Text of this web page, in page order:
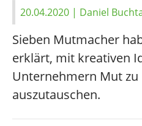
20.04.2020 | Daniel
Sieben Mutmacher
erklärt, mit kreativen
Unternehmern Mut
auszutauschen.